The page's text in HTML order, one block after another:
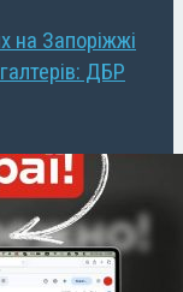
на Запоріжжі
ДБР